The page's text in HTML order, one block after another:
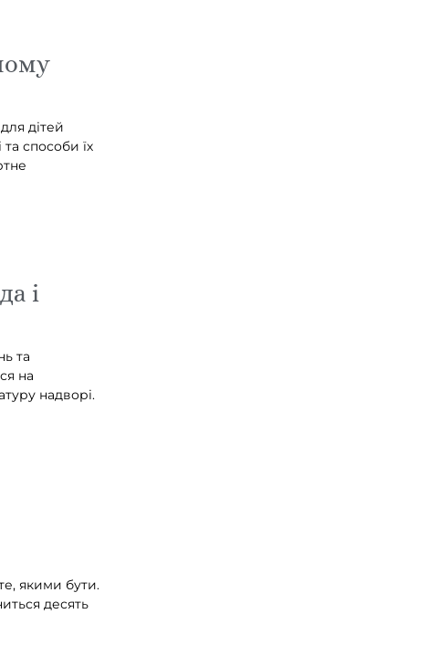
дітей
способи їх
і
та
на
надворі.
якими бути.
десять